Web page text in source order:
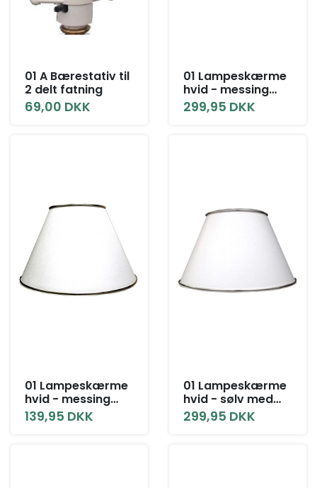
01 A Bærestativ til
2 delt fatning
69,00 DKK
01 Lampeskærme
hvid - messing
med låg alle
størrelser
299,95 DKK
01 Lampeskærme
hvid - messing
uden låg alle
størrelser
139,95 DKK
01 Lampeskærme
hvid - sølv med
låg alle størrelser
299,95 DKK